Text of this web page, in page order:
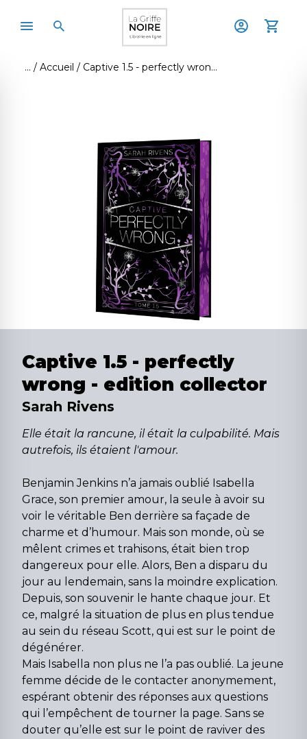
Accueil Captive 1.5 - perfectly wrong - edition collector
Captive 1.5 - perfectly
wrong - edition collector
Sarah Rivens
Elle était la rancune, il était la culpabilité. Mais
autrefois, ils étaient l'amour.
Benjamin Jenkins n’a jamais oublié Isabella
Grace, son premier amour, la seule à avoir su
voir le véritable Ben derrière sa façade de
charme et d’humour. Mais son monde, où se
mêlent crimes et trahisons, était bien trop
dangereux pour elle. Alors, Ben a disparu du
jour au lendemain, sans la moindre explication.
Depuis, son souvenir le hante chaque jour. Et
ce, malgré la situation de plus en plus tendue
au sein du réseau Scott, qui est sur le point de
dégénérer.
Mais Isabella non plus ne l’a pas oublié. La jeune
femme décide de le contacter anonymement,
espérant obtenir des réponses aux questions
qui l’empêchent de tourner la page. Sans se
douter qu’elle est sur le point de raviver des